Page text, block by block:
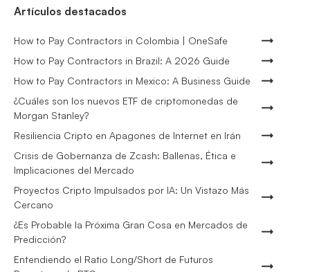
Artículos destacados
How to Pay Contractors in Colombia | OneSafe
How to Pay Contractors in Brazil: A 2026 Guide
How to Pay Contractors in Mexico: A Business Guide
¿Cuáles son los nuevos ETF de criptomonedas de
Morgan Stanley?
Resiliencia Cripto en Apagones de Internet en Irán
Crisis de Gobernanza de Zcash: Ballenas, Ética e
Implicaciones del Mercado
Proyectos Cripto Impulsados por IA: Un Vistazo Más
Cercano
¿Es Probable la Próxima Gran Cosa en Mercados de
Predicción?
Entendiendo el Ratio Long/Short de Futuros